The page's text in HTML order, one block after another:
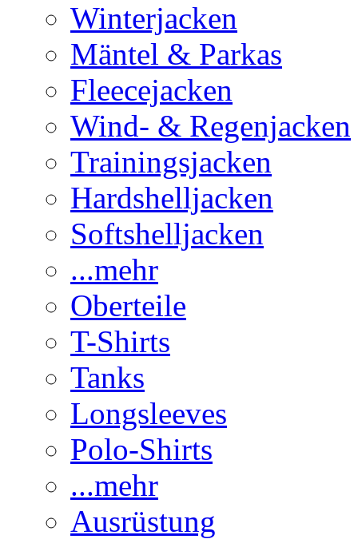
Winterjacken
Mäntel & Parkas
Fleecejacken
Wind- & Regenjacken
Trainingsjacken
Hardshelljacken
Softshelljacken
...mehr
Oberteile
T-Shirts
Tanks
Longsleeves
Polo-Shirts
...mehr
Ausrüstung